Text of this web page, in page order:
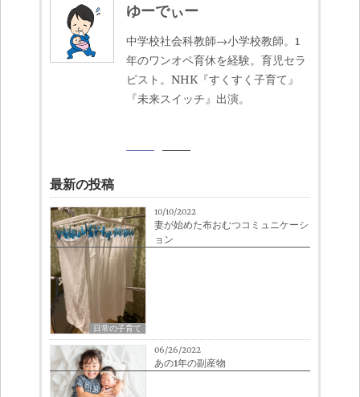
ゆーでぃー
中学校社会科教師→小学校教師。1
年のワンオペ育休を経験。育児セラ
ピスト。NHK『すくすく子育て』
『未来スイッチ』出演。
最新の投稿
日常の子育て
10/10/2022
妻が始めた布おむつコミュニケーシ
ョン
06/26/2022
あの1年の副産物